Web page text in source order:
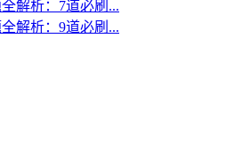
解析：7道必刷...
解析：9道必刷...